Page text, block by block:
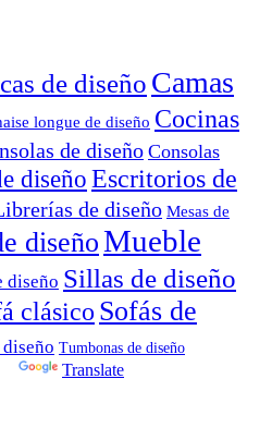
de diseño Camas
longue de diseño Cocinas
de diseño Consolas
diseño Escritorios de
de diseño Mesas de
diseñoMueble
diseño Sillas de diseño
clásico Sofás de
Tumbonas de diseño
Translate